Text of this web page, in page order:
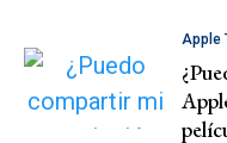
Apple